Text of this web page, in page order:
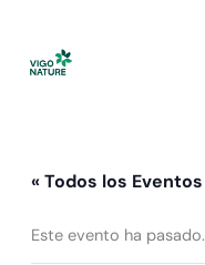
contenido
« Todos los Eventos
Este evento ha pasado.